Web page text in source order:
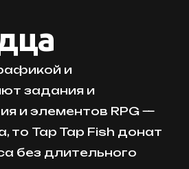
и
задания и
и элементов RPG —
то Tap Tap Fish донат
без длительного